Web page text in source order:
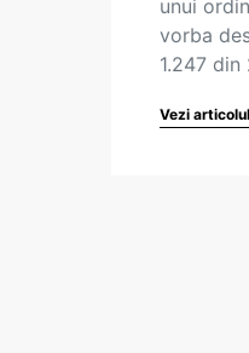
unui
vorba
1.247
Vezi articolul